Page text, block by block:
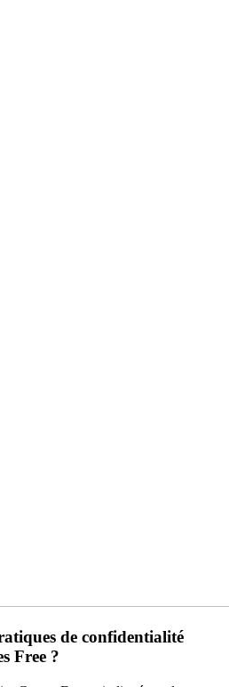
de confidentialité
Free ?